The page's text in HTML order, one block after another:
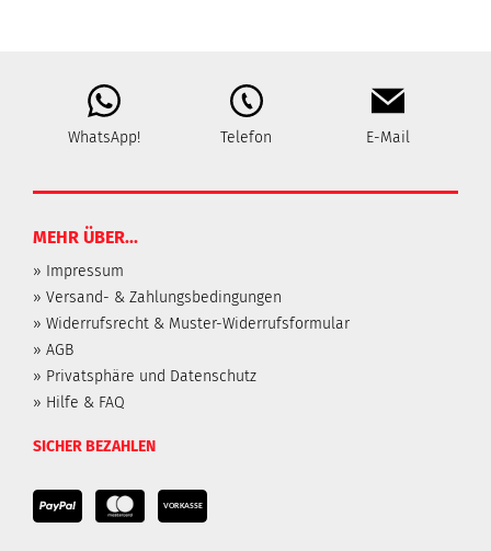
WhatsApp! Telefon E-Mail
MEHR ÜBER...
» Impressum
» Versand- & Zahlungsbedingungen
» Widerrufsrecht & Muster-Widerrufsformular
» AGB
» Privatsphäre und Datenschutz
» Hilfe & FAQ
SICHER BEZAHLEN